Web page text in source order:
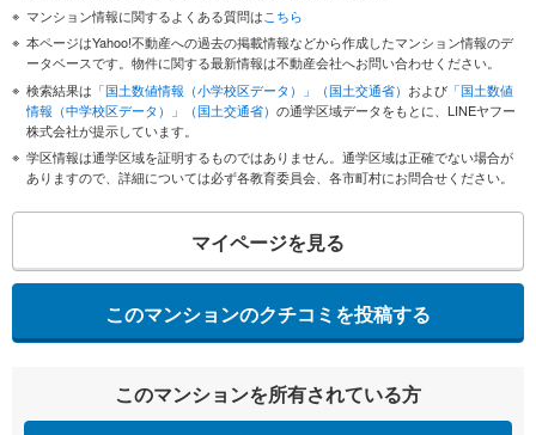
マンション情報に関するよくある質問はこちら
本ページはYahoo!不動産への過去の掲載情報などから作成したマンション情報のデ
ータベースです。物件に関する最新情報は不動産会社へお問い合わせください。
検索結果は 「国土数値情報（小学校区データ）」（国土交通省） および 「国土数値
情報（中学校区データ）」（国土交通省） の通学区域データをもとに、LINEヤフー
株式会社が提示しています。
学区情報は通学区域を証明するものではありません。通学区域は正確でない場合が
ありますので、詳細については必ず各教育委員会、各市町村にお問合せください。
マイページを見る
このマンションのクチコミを投稿する
このマンションを所有されている方